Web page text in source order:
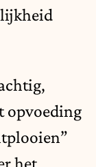
opvoeding
het